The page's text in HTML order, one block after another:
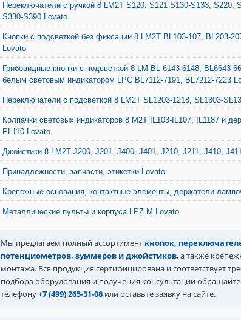
Переключатели с ручкой 8 LM2T S120. S121 S130-S133, S220,
S330-S390 Lovato
Кнопки с подсветкой без фиксации 8 LM2T BL103-107, BL203-
Lovato
Грибовидные кнопки с подсветкой 8 LM BL 6143-6148, BL6643-
белым световым индикатором LPC BL7112-7191, BL7212-7223
Переключатели с подсветкой 8 LM2T SL1203-1218, SL1303-
Колпачки световых индикаторов 8 M2T IL103-IL107, IL1187 и
PL110 Lovato
Джойстики 8 LM2T J200, J201, J400, J401, J210, J211, J410,
Принадлежности, запчасти, этикетки Lovato
Крепежные основания, контактные элементы, держатели
Металлические пульты и корпуса LPZ M Lovato
Мы предлагаем полный ассортимент кнопок,
потенциометров, зуммеров и джойстиков, а также
монтажа. Вся продукция сертифицирована и соответствует
подбора оборудования и получения консультации
телефону+7 (499) 265-31-08или оставьте заявку на сайте.